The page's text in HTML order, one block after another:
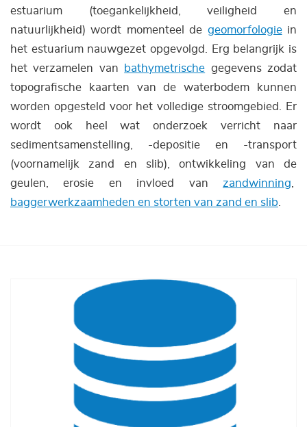
estuarium (toegankelijkheid, veiligheid en
natuurlijkheid) wordt momenteel de geomorfologiein
het estuarium nauwgezet opgevolgd. Erg belangrijk is
het verzamelen van
bathymetrische gegevens zodat
topografische kaarten van de waterbodem kunnen
worden opgesteld voor het volledige stroomgebied. Er
wordt ook heel wat onderzoek verricht naar
sedimentsamenstelling, -depositie en -transport
(voornamelijk zand en slib), ontwikkeling van de
geulen, erosie en invloed van zandwinning
baggerwerkzaamheden en storten van zand en slib